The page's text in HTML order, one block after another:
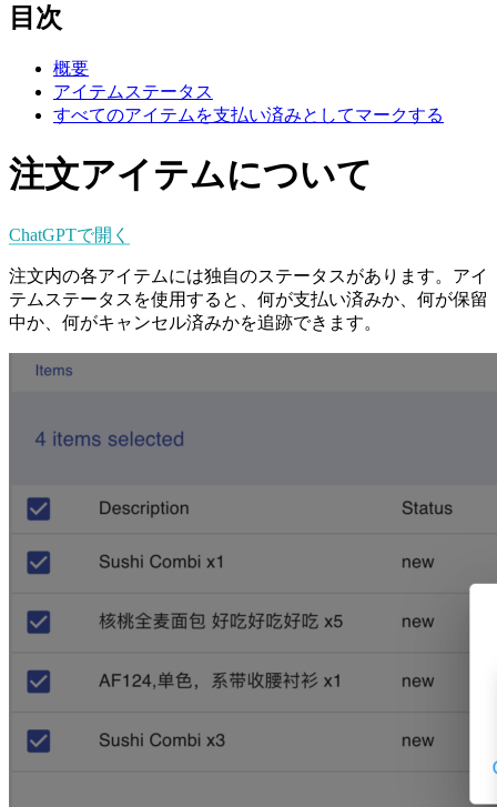
目次
概要
アイテムステータス
すべてのアイテムを支払い済みとしてマークする
注文アイテムについて
ChatGPTで開く
注文内の各アイテムには独自のステータスがあります。アイ
テムステータスを使用すると、何が支払い済みか、何が保留
中か、何がキャンセル済みかを追跡できます。